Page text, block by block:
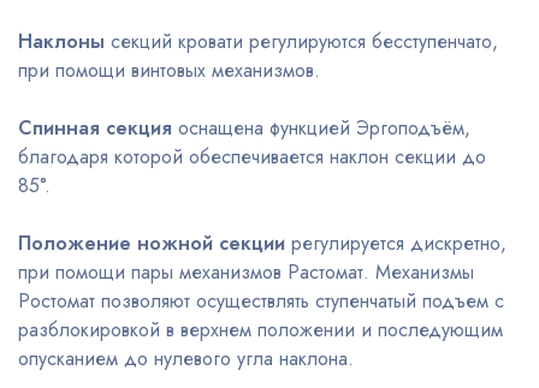
Наклоны секций кровати регулируются бесступенчато,
при помощи винтовых механизмов.
Спинная секция оснащена функцией Эргоподъём,
благодаря которой обеспечивается наклон секции до
85°.
Положение ножной секции регулируется дискретно,
при помощи пары механизмов Растомат. Механизмы
Ростомат позволяют осуществлять ступенчатый подъем с
разблокировкой в верхнем положении и последующим
опусканием до нулевого угла наклона.